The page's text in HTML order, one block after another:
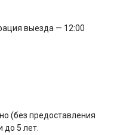
выезда — 12:00
(без предоставления
до 5 лет.